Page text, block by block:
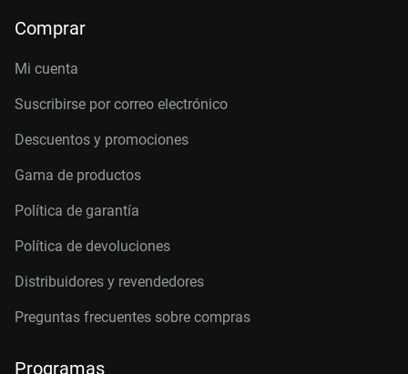
Comprar
Mi cuenta
Suscribirse por correo electrónico
Descuentos y promociones
Gama de productos
Política de garantía
Política de devoluciones
Distribuidores y revendedores
Preguntas frecuentes sobre compras
Programas